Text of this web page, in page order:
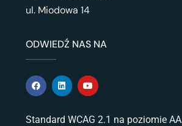
ul. Miodowa 14
ODWIEDŹ NAS NA
Standard WCAG 2.1 na poziomie AA